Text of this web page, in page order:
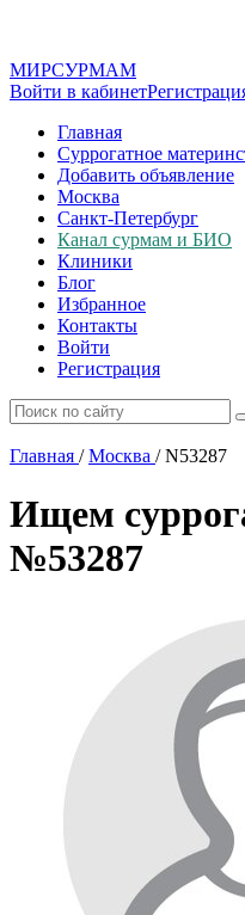
МИРСУРМАМ
Войти в кабинет
Главная
Суррогатное
Добавить объявление
Москва
Санкт-Петербург
Канал сурмам и БИО
Клиники
Блог
Избранное
Контакты
Войти
Регистрация
Главная / Москва /N53287
Ищем
№53287